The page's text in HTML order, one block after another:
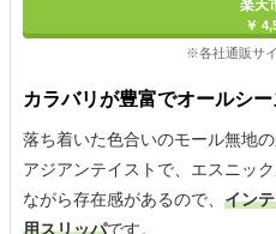
楽天
￥
※各社通販サ
カラバリが豊富でオールシ
落ち着いた色合いのモール無地
アジアンテイストで、エスニッ
ながら存在感があるので、 イン
用スリッパです。